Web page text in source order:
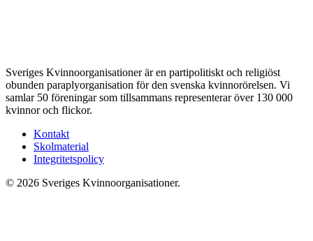
Sveriges Kvinnoorganisationer är en partipolitiskt och religiöst
obunden paraplyorganisation för den svenska kvinnorörelsen. Vi
samlar 50 föreningar som tillsammans representerar över 130 000
kvinnor och flickor.
Kontakt
Skolmaterial
Integritetspolicy
© 2026 Sveriges Kvinnoorganisationer.